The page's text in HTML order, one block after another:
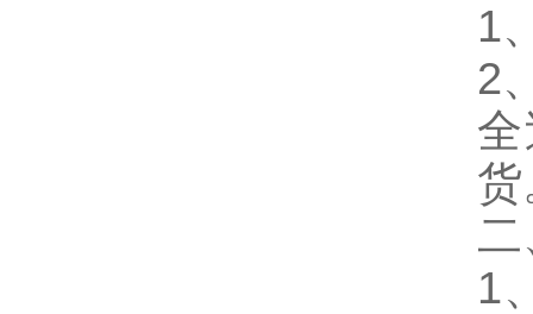
1
2
货
1